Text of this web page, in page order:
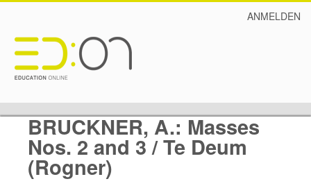
ANMELDEN
BRUCKNER, A.: Masses
Nos. 2 and 3 / Te Deum
(Rogner)